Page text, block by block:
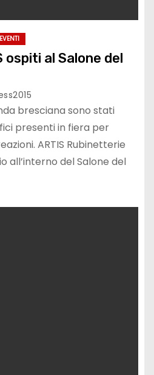
EVENTI
ospiti al Salone del
bresciana sono stati
presenti in fiera per
ARTIS Rubinetterie
all’interno del Salone del